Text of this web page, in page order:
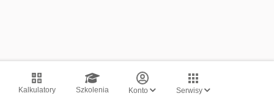
Kalkulatory Szkolenia Konto Serwisy